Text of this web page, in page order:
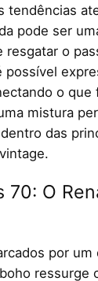
tendências
pode ser
o
possível
o que
mistura
das
70: O
por
ressurge